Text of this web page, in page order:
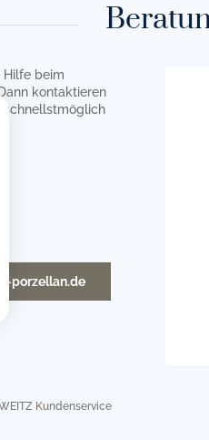
Hilfe beim
kontaktieren
schnellstmöglich
porzellan.de
Kundenservice